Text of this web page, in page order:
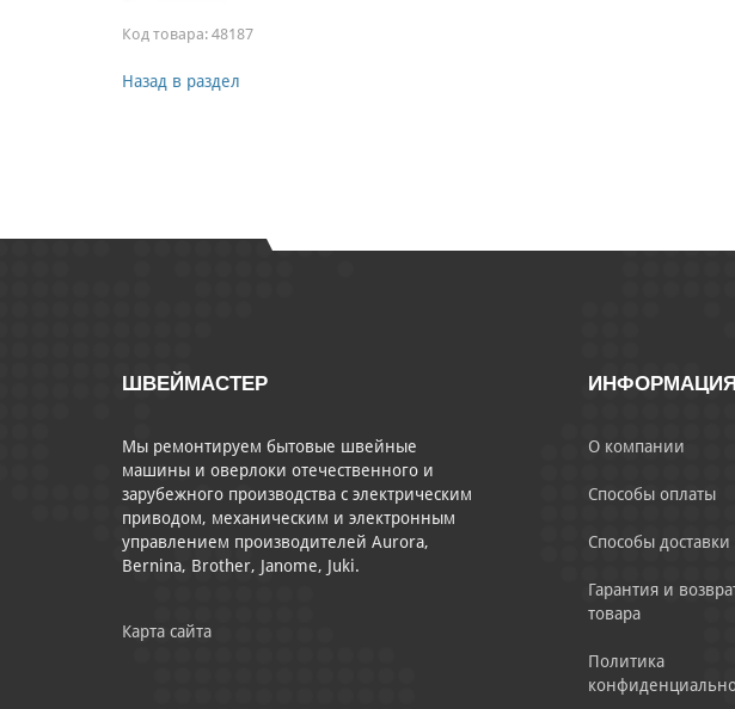
Код товара: 48187
Назад в раздел
ШВЕЙМАСТЕР
Мы ремонтируем бытовые швейные
машины и оверлоки отечественного и
зарубежного производства с электрическим
приводом, механическим и электронным
управлением производителей Aurora,
Bernina, Brother, Janome, Juki.
Карта сайта
ИНФОРМАЦИЯ
О компании
Способы оплаты
Способы доставки
Гарантия и
товара
Политика